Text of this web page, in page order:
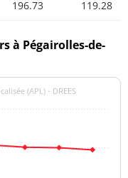
196.73 119.28
à Pégairolles-de-
(APL) - DREES